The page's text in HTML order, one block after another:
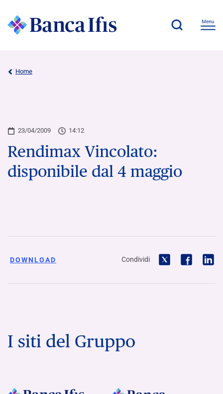
Home
23/04/2009 14:12
Rendimax Vincolato:
disponibile dal 4 maggio
DOWNLOAD Condividi
I siti del Gruppo